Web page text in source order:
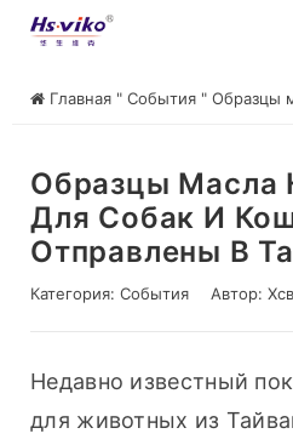
Главная " События " Образцы масла
Образцы Масла
Для Собак И
Отправлены В
Категория: События Автор:
Недавно известный
для животных из